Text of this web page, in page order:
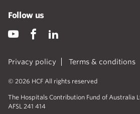
Privacy policy Terms & conditions
© 2026 HCF All rights reserved
The Hospitals Contribution Fund of Australia
AFSL 241 414
Follow us